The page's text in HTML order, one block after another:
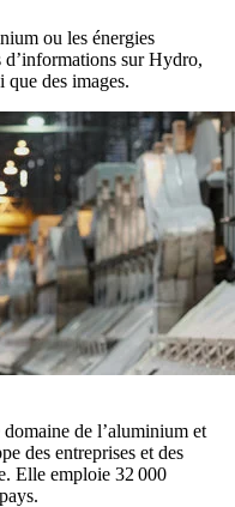
ou les énergies
sur Hydro,
que des images.
de l’aluminium et
des entreprises et des
Elle emploie 32 000